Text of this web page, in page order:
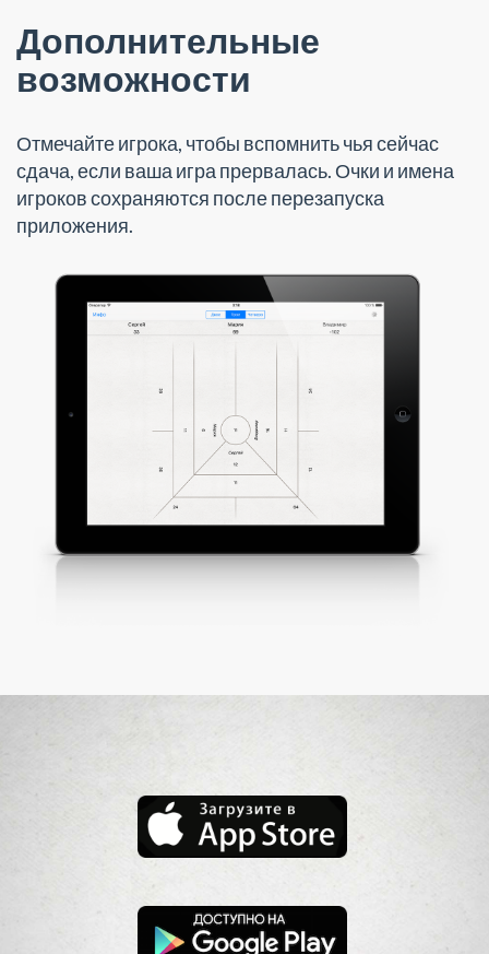
Дополнительные
возможности
Отмечайте игрока, чтобы вспомнить чья сейчас
сдача, если ваша игра прервалась. Очки и имена
игроков сохраняются после перезапуска
приложения.